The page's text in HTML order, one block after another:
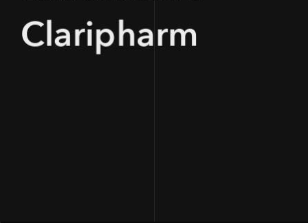
Claripharm